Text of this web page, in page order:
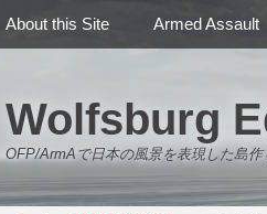
Wolfsburg
OFP/ArmAで日本の風景を表現した島作
メインメニュー
About this Site Armed Assault